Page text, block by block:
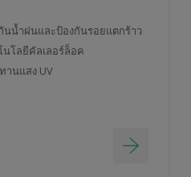
นน้ำฝนและป้องกันรอยแตกร้าว
นโลยีคัลเลอร์ล็อค
านแสง UV